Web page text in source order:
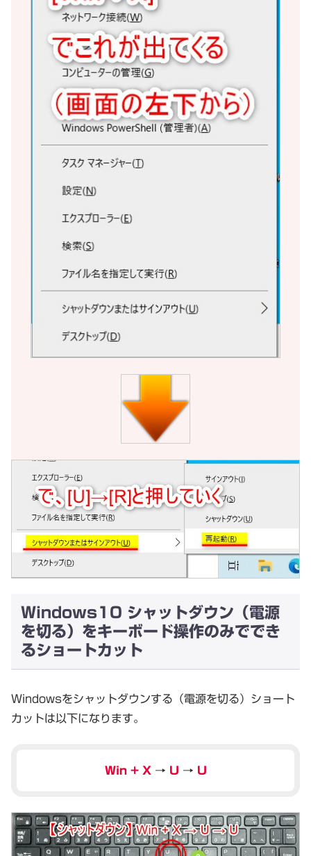
Windows10 シャットダウン（電源
を切る）をキーボード操作のみででき
るショートカット
Windowsをシャットダウンする（電源を切る）ショート
カットは以下になります。
Win + X→ U → U